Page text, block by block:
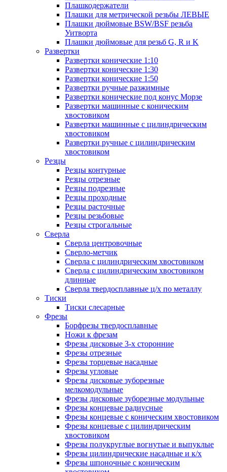
Плашкодержатели
Плашки для метрической резьбы ЛЕВЫЕ
Плашки дюймовые BSW/BSF резьба
Уитворта
Плашки дюймовые для резьб G, R и K
Развертки
Развертки конические 1:10
Развертки конические 1:30
Развертки конические 1:50
Развертки ручные разжимные
Развертки конические под конус Морзе
Развертки машинные с коническим
хвостовиком
Развертки машинные с цилиндрическим
хвостовиком
Развертки ручные с цилиндрическим
хвостовиком
Резцы
Резцы контурные
Резцы отрезные
Резцы подрезные
Резцы проходные
Резцы расточные
Резцы резьбовые
Резцы строгальные
Сверла
Сверла центровочные
Сверло-метчик
Сверла с цилиндрическим хвостовиком
Сверла с цилиндрическим хвостовиком
длинные
Сверла твердосплавные ц/х по металлу
Тиски
Тиски слесарные
Фрезы
Борфрезы твердосплавные
Ножи к фрезам
Фрезы дисковые 3-х сторонние
Фрезы отрезные
Фрезы торцевые насадные
Фрезы угловые
Фрезы дисковые зуборезные
мелкомодульные
Фрезы дисковые зуборезные модульные
Фрезы концевые радиусные
Фрезы концевые с коническим хвостовиком
Фрезы концевые с цилиндрическим
хвостовиком
Фрезы полукруглые вогнутые и выпуклые
Фрезы цилиндрические насадные и к/х
Фрезы шпоночные с коническим